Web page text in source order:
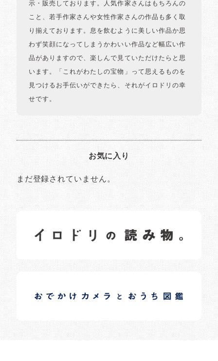
示・販売しております。人気作家さんはもちろんの
こと、若手作家さんや女性作家さんの作品も多く取
り揃えております。息を飲むように美しい作品か思
わず笑顔になってしまうかわいい作品など幅広い作
品がありますので、楽しんで見ていただけたらと思
います。「これがわたしの宝物」って思えるものを
見つけるお手伝いができたら、それがイロドリの幸
せです。
お気に入り
まだ登録されていません。
日常の様子など随時更新中です。
日常の様子など随時更新中です。